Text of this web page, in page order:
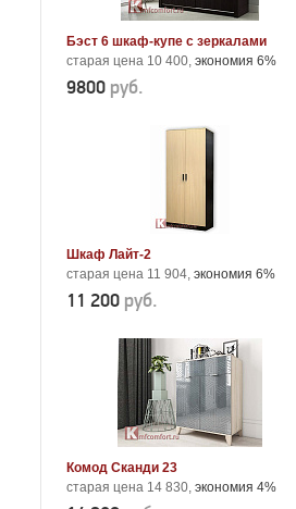
Бэст 6 шкаф-купе с зеркалами
старая цена 10 400, экономия 6%
9800 руб.
Шкаф Лайт-2
старая цена 11 904, экономия 6%
11 200 руб.
Комод Сканди 23
старая цена 14 830, экономия 4%